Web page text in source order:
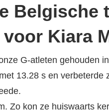
Belgische
Kiara
G-atleten gehouden
13.28 s en verbeterde
Zo kon ze huiswaarts